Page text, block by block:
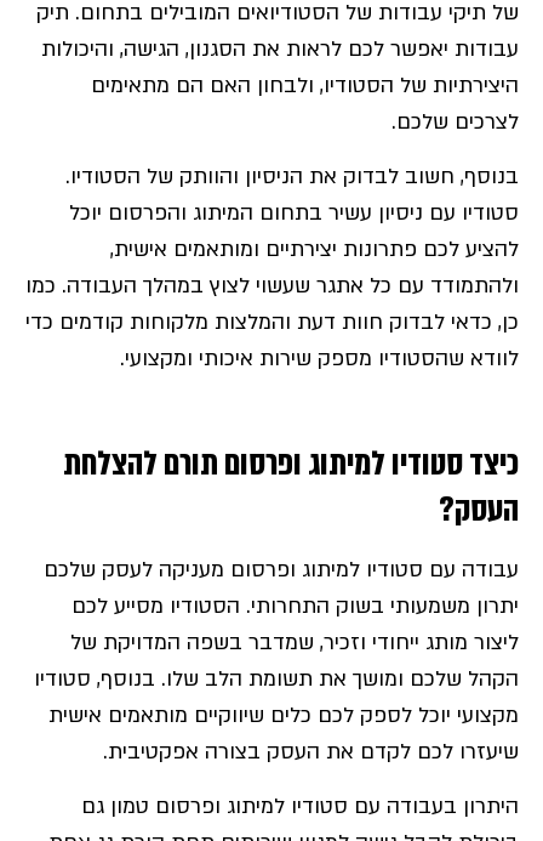
של תיקי עבודות של הסטודיואים המובילים בתחום. תיק
עבודות יאפשר לכם לראות את הסגנון, הגישה, והיכולות
היצירתיות של הסטודיו, ולבחון האם הם מתאימים
לצרכים שלכם.
בנוסף, חשוב לבדוק את הניסיון והוותק של הסטודיו.
סטודיו עם ניסיון עשיר בתחום המיתוג והפרסום יוכל
להציע לכם פתרונות יצירתיים ומותאמים אישית,
ולהתמודד עם כל אתגר שעשוי לצוץ במהלך העבודה. כמו
כן, כדאי לבדוק חוות דעת והמלצות מלקוחות קודמים כדי
לוודא שהסטודיו מספק שירות איכותי ומקצועי.
כיצד סטודיו למיתוג ופרסום תורם להצלחת
העסק?
עבודה עם סטודיו למיתוג ופרסום מעניקה לעסק שלכם
יתרון משמעותי בשוק התחרותי. הסטודיו מסייע לכם
ליצור מותג ייחודי וזכיר, שמדבר בשפה המדויקת של
הקהל שלכם ומושך את תשומת הלב שלו. בנוסף, סטודיו
מקצועי יוכל לספק לכם כלים שיווקיים מותאמים אישית
שיעזרו לכם לקדם את העסק בצורה אפקטיבית.
היתרון בעבודה עם סטודיו למיתוג ופרסום טמון גם